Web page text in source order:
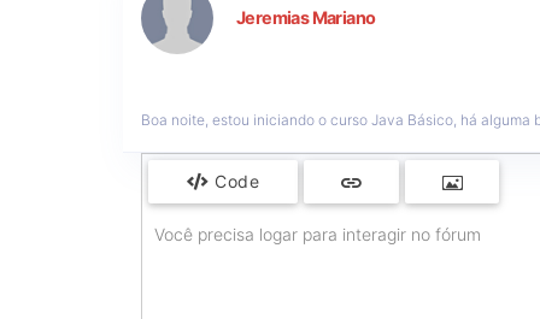
Jeremias Mariano
Boa noite, estou iniciando o curso Java Básico, há
Code
Você precisa logar para interagir no fórum